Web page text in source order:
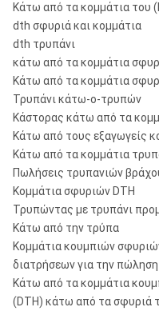
Κάτω από τα κομμάτια του
dth σφυριά και κομμάτια
dth τρυπάνι
κάτω από τα κομμάτια
Κάτω από τα κομμάτια
Τρυπάνι κάτω-ο-τρυπών
Κάστορας κάτω από τα
Κάτω από τους εξαγωγείς
Κάτω από τα κομμάτια
Πωλήσεις τρυπανιών
Κομμάτια σφυριών DTH
Τρυπώντας με τρυπάνι
Κάτω από την τρύπα
Κομμάτια κουμπιών
διατρήσεων για την πώληση
Κάτω από τα κομμάτια
(DTH) κάτω από τα σφυριά